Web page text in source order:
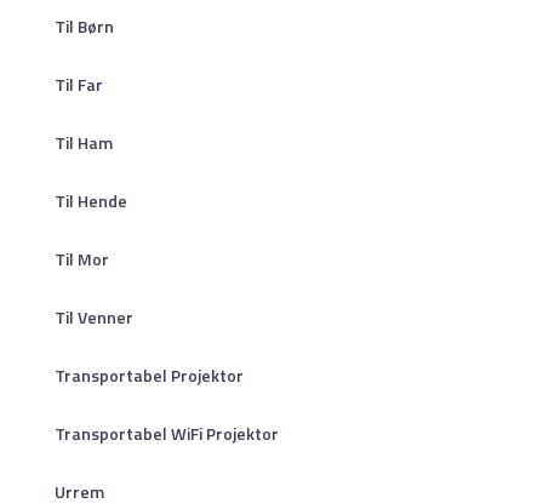
Til Børn
Til Far
Til Ham
Til Hende
Til Mor
Til Venner
Transportabel Projektor
Transportabel WiFi Projektor
Urrem